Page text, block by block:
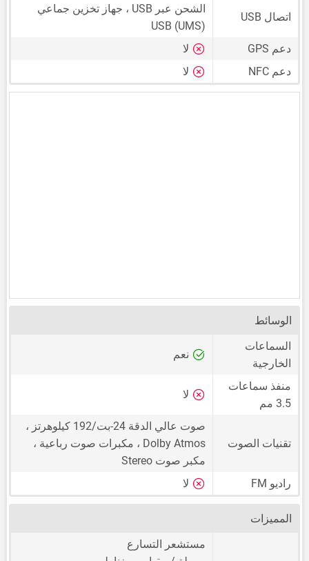
اتصال USB
الشحن عبر USB ، جهاز تخزين جماعي
USB (UMS)
دعم GPS
لا
دعم NFC
لا
الوسائط
السماعات
الخارجية
نعم
منفذ سماعات
3.5 مم
لا
تقنيات الصوت
صوت عالي الدقة 24-بت/192 كيلوهرتز ،
Dolby Atmos ، مكبرات صوت رباعية ،
مكبر صوت Stereo
راديو FM
لا
المميزات
مستشعر التسارع